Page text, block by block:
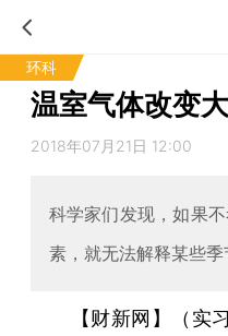
环科
温室气体改变
2018年07月21日 12:00
科学家们发现，如果
素，就无法解释某些
【财新网】（实